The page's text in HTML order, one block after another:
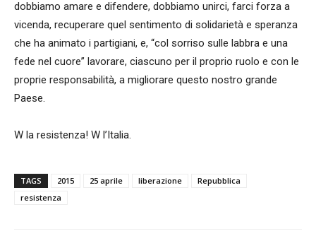
dobbiamo amare e difendere, dobbiamo unirci, farci forza a
vicenda, recuperare quel sentimento di solidarietà e speranza
che ha animato i partigiani, e, “col sorriso sulle labbra e una
fede nel cuore” lavorare, ciascuno per il proprio ruolo e con le
proprie responsabilità, a migliorare questo nostro grande
Paese.
W la resistenza! W l’Italia.
TAGS 2015 25 aprile liberazione
Repubblica
resistenza